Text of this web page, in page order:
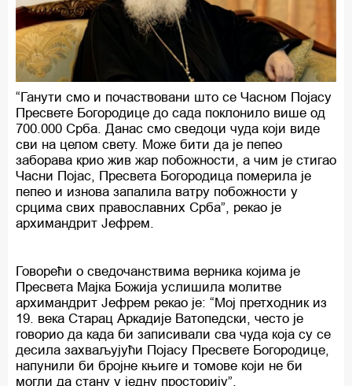
“Ганути смо и почаствовани што се Часном Појасу
Пресвете Богородице до сада поклонило више од
700.000 Срба. Данас смо сведоци чуда који виде
сви на целом свету. Може бити да је пепео
заборава крио жив жар побожности, а чим је стигао
Часни Појас, Пресвета Богородица померила је
пепео и изнова запалила ватру побожности у
срцима свих православних Срба”, рекао је
архимандрит Јефрем.
Говорећи о сведочанствима верника којима је
Пресвета Мајка Божија услишила молитве
архимандрит Јефрем рекао је: “Мој претходник из
19. века Старац Аркадије Ватопедски, често је
говорио да када би записивали сва чуда која су се
десила захваљујући Појасу Пресвете Богородице,
напунили би бројне књиге и томове који не би
могли да стану у једну просторију”.